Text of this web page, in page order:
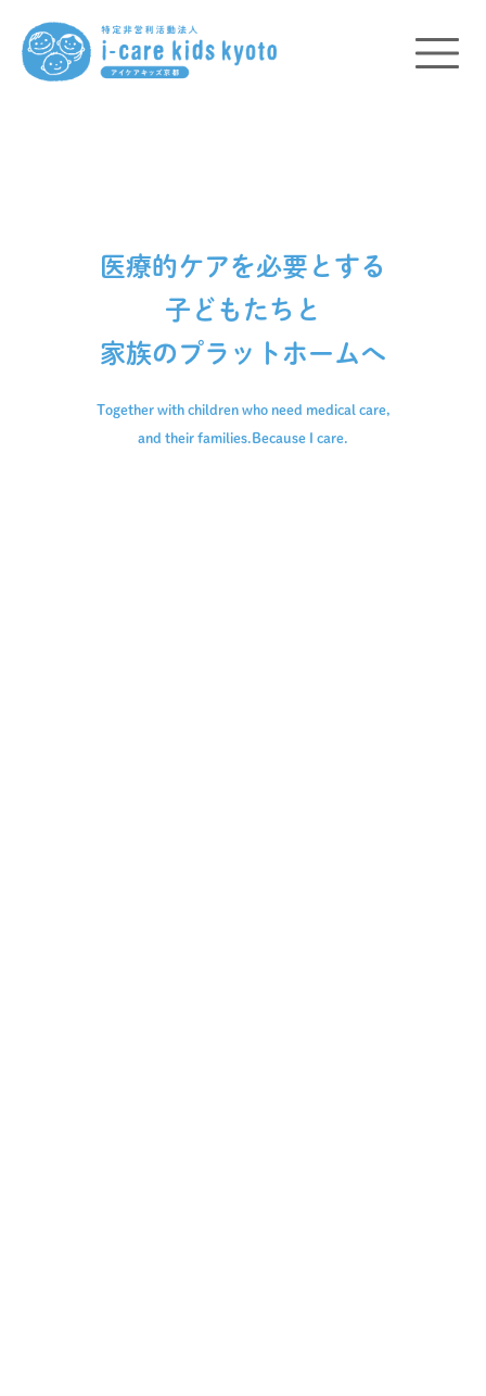
医療的ケアを必要とする
子どもたちと
家族のプラットホームへ
Together with children who need medical care,
and their families.Because I care.